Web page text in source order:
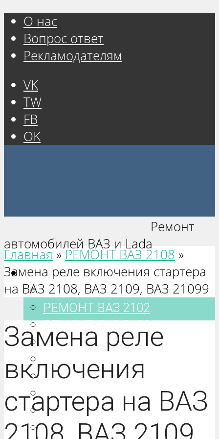
О нас
Вопрос ответ
Рекламодателям
VK
TW
FB
OK
Ремонт
автомобилей ВАЗ и Lada
Ваз 2101-2115
РЕМОНТ ВАЗ 2101
РЕМОНТ ВАЗ 2102
РЕМОНТ ВАЗ 2103
РЕМОНТ ВАЗ 2104
РЕМОНТ ВАЗ 2106
РЕМОНТ ВАЗ 2107
РЕМОНТ ВАЗ 2108
РЕМОНТ ВАЗ 2109
Главная » РЕМОНТ ВАЗ 2108 »
Замена реле включения стартера
на ВАЗ 2108, ВАЗ 2109, ВАЗ 21099
Замена реле
включения
стартера на ВАЗ